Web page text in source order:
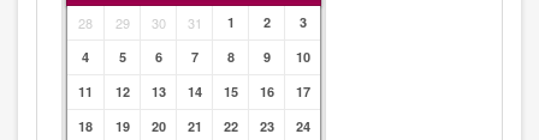
28 29 30 31 1 2
3
4
5 6 7 8 9
10
11
12 13 14 15 16
17
18
19 20 21 22 23
24